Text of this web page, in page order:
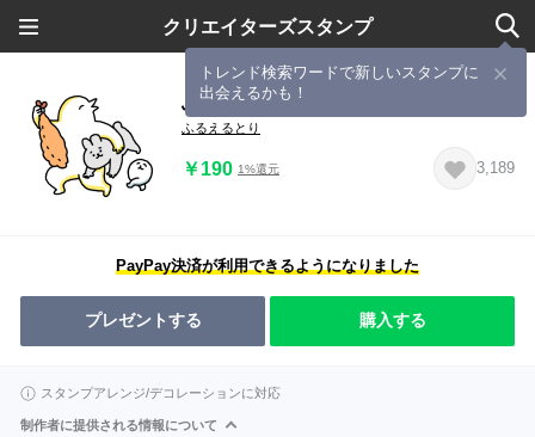
クリエイターズスタンプ
トレンド検索ワードで新しいスタンプに
出会えるかも！
ふるえるとりの使いやすいスタンプ
ふるえるとり
￥190 1%還元 3,189
PayPay決済が利用できるようになりました
プレゼントする 購入する
スタンプアレンジ/デコレーションに対応
制作者に提供される情報について